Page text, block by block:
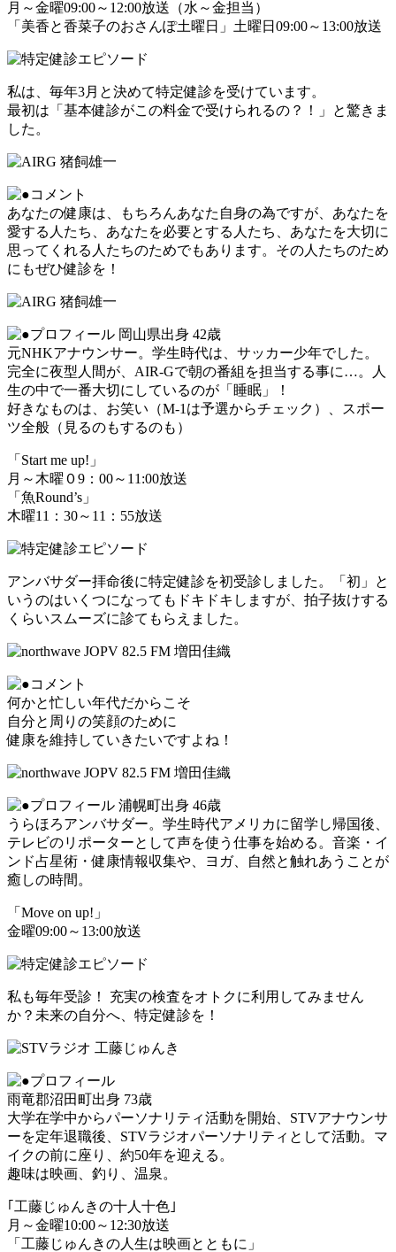
月～金曜09:00～12:00放送（水～金担当）
「美香と香菜子のおさんぽ土曜日」土曜日09:00～13:00放送
私は、毎年3月と決めて特定健診を受けています。
最初は「基本健診がこの料金で受けられるの？！」と驚きま
した。
あなたの健康は、もちろんあなた自身の為ですが、あなたを
愛する人たち、あなたを必要とする人たち、あなたを大切に
思ってくれる人たちのためでもあります。その人たちのため
にもぜひ健診を！
岡山県出身 42歳
元NHKアナウンサー。学生時代は、サッカー少年でした。
完全に夜型人間が、AIR-Gで朝の番組を担当する事に…。人
生の中で一番大切にしているのが「睡眠」！
好きなものは、お笑い（M-1は予選からチェック）、スポー
ツ全般（見るのもするのも）
「Start me up!」
月～木曜０9：00～11:00放送
「魚Round’s」
木曜11：30～11：55放送
アンバサダー拝命後に特定健診を初受診しました。「初」と
いうのはいくつになってもドキドキしますが、拍子抜けする
くらいスムーズに診てもらえました。
何かと忙しい年代だからこそ
自分と周りの笑顔のために
健康を維持していきたいですよね！
浦幌町出身 46歳
うらほろアンバサダー。学生時代アメリカに留学し帰国後、
テレビのリポーターとして声を使う仕事を始める。音楽・イ
ンド占星術・健康情報収集や、ヨガ、自然と触れあうことが
癒しの時間。
「Move on up!」
金曜09:00～13:00放送
私も毎年受診！ 充実の検査をオトクに利用してみません
か？未来の自分へ、特定健診を！
雨竜郡沼田町出身 73歳
大学在学中からパーソナリティ活動を開始、STVアナウンサ
ーを定年退職後、STVラジオパーソナリティとして活動。マ
イクの前に座り、約50年を迎える。
趣味は映画、釣り、温泉。
｢工藤じゅんきの十人十色｣
月～金曜10:00～12:30放送
「工藤じゅんきの人生は映画とともに」